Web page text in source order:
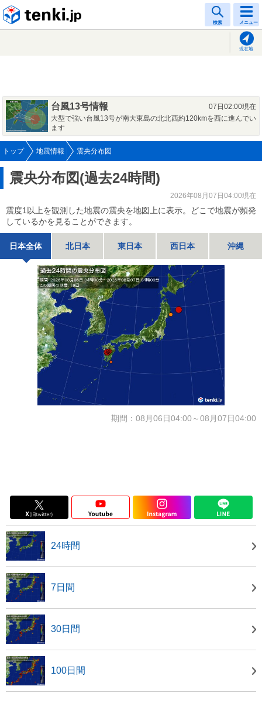
検索 メニュー
現在地
台風13号情報
07日02:00現在
大型で強い台風13号が南大東島の北北西約120kmを西に進んでい
ます
トップ 地震情報 震央分布図
震央分布図(過去24時間)
2026年08月07日04:00現在
震度1以上を観測した地震の震央を地図上に表示。どこで地震が頻発
しているかを見ることができます。
日本全体 北日本 東日本 西日本 沖縄
期間：08月06日04:00～08月07日04:00
24時間
7日間
30日間
100日間